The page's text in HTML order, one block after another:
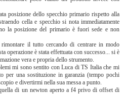
posizione dello specchio primario rispetto alla
cella e specchio si nota immediatamente
la posizione del primario è fuori sede e non
il tutto cercando di centrare in modo
operazione è stata effettuata con successo... si è
vera e propria dello strumento.
mi sono sentito con Luca di TS Italia che mi
per una sostituzione in garanzia (tempo pochi
e divertirmi nella sua messa a punto.
di un newton aperto a f4 privo di offset di